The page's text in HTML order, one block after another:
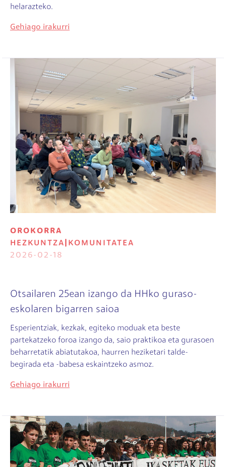
helarazteko.
Gehiago irakurri
OROKORRA
HEZKUNTZA
KOMUNITATEA
2026-02-18
Otsailaren 25ean izango da HHko guraso-
eskolaren bigarren saioa
Esperientziak, kezkak, egiteko moduak eta beste
partekatzeko foroa izango da, saio praktikoa eta gurasoen
beharretatik abiatutakoa, haurren heziketari talde-
begirada eta -babesa eskaintzeko asmoz.
Gehiago irakurri
Irudia